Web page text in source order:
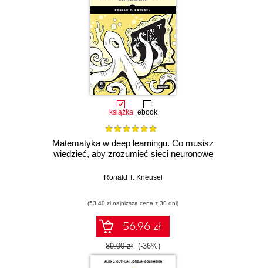
książka ebook
Matematyka w deep learningu. Co musisz
wiedzieć, aby zrozumieć sieci neuronowe
Ronald T. Kneusel
(53,40 zł najniższa cena z 30 dni)
56.96 zł
89.00 zł (-36%)